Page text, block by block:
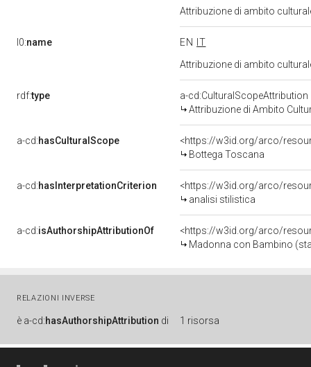
Attribuzione di ambito
l0:name EN
IT
Attribuzione di ambito
rdf:type
a-cd:CulturalScopeAttribution
Attribuzione di Ambito
a-cd:hasCulturalScope
<https://w3id.org/arco/
Bottega Toscana
a-cd:hasInterpretationCriterion
<https://w3id.org/arco/
analisi stilistica
a-cd:isAuthorshipAttributionOf
<https://w3id.org/arco/
Madonna con Bambino
RELAZIONI INVERSE
è a-cd:hasAuthorshipAttribution di 1 risorsa